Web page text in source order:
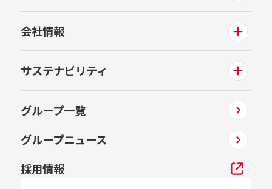
会社情報
サステナビリティ
グループ一覧
グループニュース
採用情報